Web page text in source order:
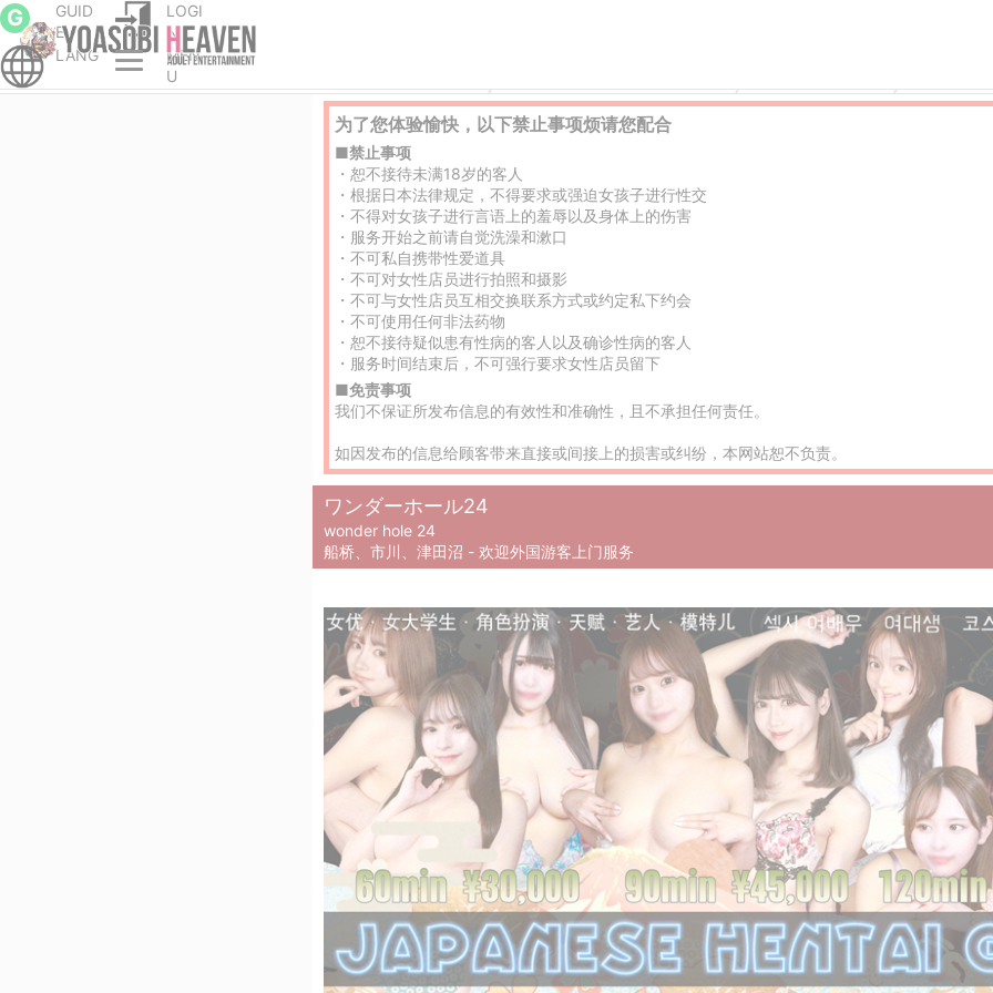
G
GUID
E
LOGI
N
LANG
MEN
U
首页 千叶县的风俗店/色情
为了您体验愉快，以下禁止事项烦请您配合
■禁止事项
・恕不接待未满18岁的客人
・根据日本法律规定，不得要求或强迫女孩子进行性交
・不得对女孩子进行言语上的羞辱以及身体上的伤害
・服务开始之前请自觉洗澡和漱口
・不可私自携带性爱道具
・不可对女性店员进行拍照和摄影
・不可与女性店员互相交换联系方式或约定私下约会
・不可使用任何非法药物
・恕不接待疑似患有性病的客人以及确诊性病的客人
・服务时间结束后，不可强行要求女性店员留下
■免责事项
我们不保证所发布信息的有效性和准确性，且不承担任何责任。
如因发布的信息给顾客带来直接或间接上的损害或纠纷，本网站恕不负责。
ワンダーホール24
wonder hole 24
船桥、市川、津田沼 - 欢迎外国游客上门服务